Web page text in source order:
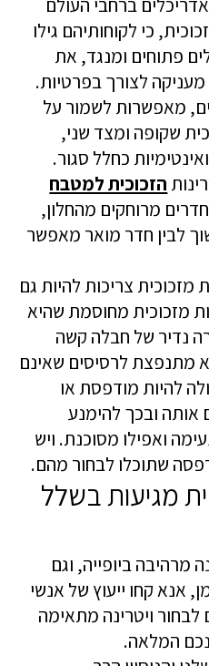
כי לקוחותיהם גילו
פתוחים ומנגד, את
מעניקה לצורך בפרטיות.
מאפשרות לשמור על
שקופה ומצד שני,
כחלל סגור.
הזכוכית למטבח
מרוחקים מהחלון,
לבין חדר מואר מאפשר
מזכוכית צריכות להיות גם
מזכוכית מחוסמת שהיא
נדיר של חבלה קשה
מתנפצת לרסיסים שאינם
להיות מודפסת או
אותה ובכך להימנע
ואפילו מסוכנת. ויש
שתוכלו לבחור מהם.
מגיעות בשלל
מרהיבה ביופייה, וגם
אנא קחו ייעוץ של אנשי
לבחור ויטרינה מתאימה
המלאה.